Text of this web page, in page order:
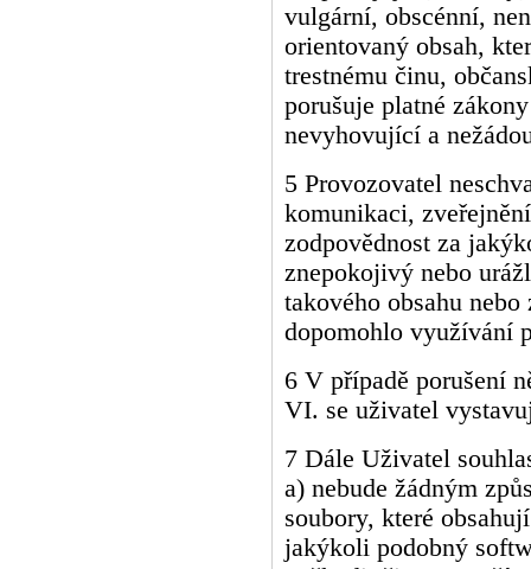
vulgární, obscénní,
orientovaný obsah,
trestnému činu,
porušuje platné
nevyhovující a
5 Provozovatel
komunikaci,
zodpovědnost za
znepokojivý nebo
takového obsahu
dopomohlo využívání
6 V případě porušení
VI. se uživatel
7 Dále Uživatel
a) nebude žádným
soubory, které
jakýkoli podobný